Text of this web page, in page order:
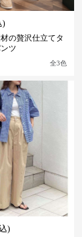
)
の贅沢仕立てタ
ツ
全3色
)